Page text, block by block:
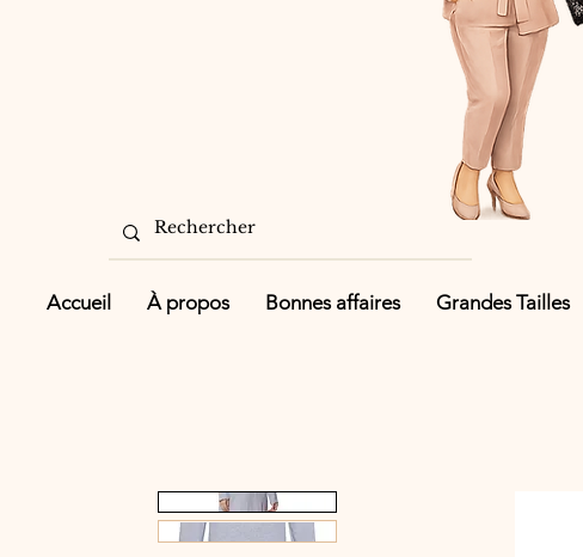
Accueil À propos Bonnes affaires Grandes Tailles